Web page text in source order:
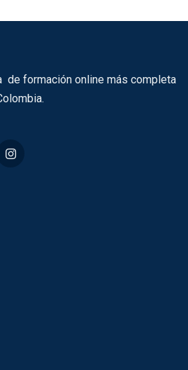
de formación online más completa